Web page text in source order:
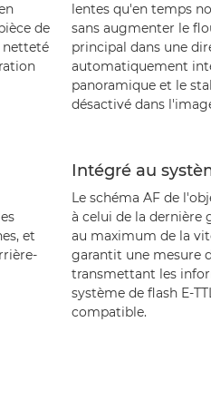
de
netteté
lentes qu'en temps
sans augmenter le
principal dans une
automatiquement
panoramique et le
désactivé dans
et
Intégré au
Le schéma AF de
à celui de la dernière
au maximum de la
garantit une mesure
transmettant les
système de flash E-
compatible.